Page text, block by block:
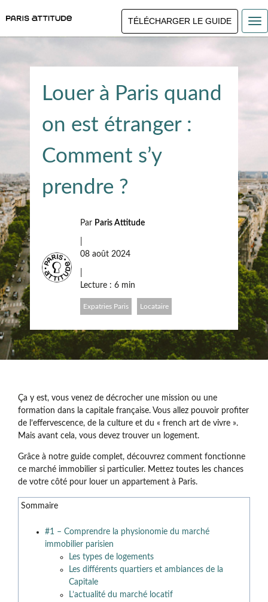
TÉLÉCHARGER LE GUIDE
Louer à Paris quand
on est étranger :
Comment s’y
prendre ?
Par Paris Attitude
08 août 2024
Lecture : 6 min
Expatries Paris Locataire
Ça y est, vous venez de décrocher une mission ou une
formation dans la capitale française. Vous allez pouvoir profiter
de l’effervescence, de la culture et du « french art de vivre ».
Mais avant cela, vous devez trouver un logement.
Grâce à notre guide complet, découvrez comment fonctionne
ce marché immobilier si particulier. Mettez toutes les chances
de votre côté pour louer un appartement à Paris.
Sommaire
#1 – Comprendre la physionomie du marché
immobilier parisien
Les types de logements
Les différents quartiers et ambiances de la
Capitale
L’actualité du marché locatif